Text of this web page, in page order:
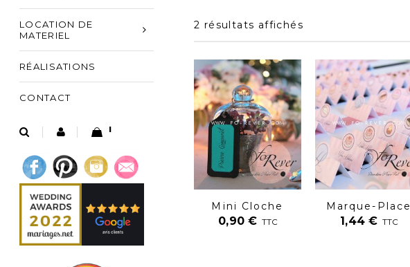
LOCATION DE
MATERIEL
RÉALISATIONS
CONTACT
1
2 résultats affichés
Mini Cloche
0,90€ TTC
Marque-Place
1,44€ TTC